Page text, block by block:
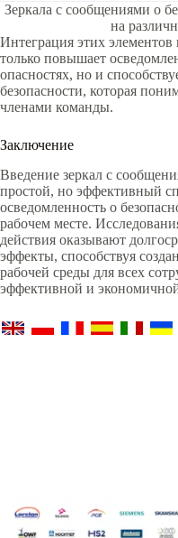
Зеркала с сообщениями о
на
Интеграция этих элементов
только повышает
опасностях, но и
безопасности, которая
членами команды.
Заключение
Введение зеркал с
простой, но эффективный
осведомленность о
рабочем месте.
действия оказывают
эффекты, способствуя
рабочей среды для всех
эффективной и